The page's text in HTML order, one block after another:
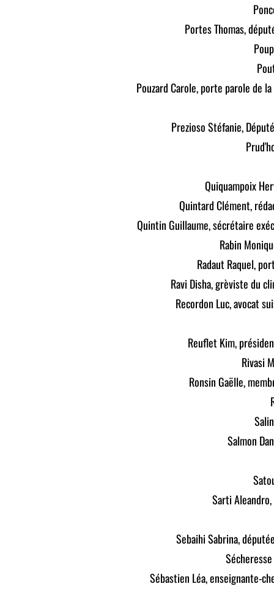
Portes Thomas,
Pouzard Carole, porte parole de
Prezioso Stéfanie,
Quiquampoix
Quintard Clément,
Quintin Guillaume, sécrétaire
Rabin
Radaut Raquel,
Ravi Disha, grèviste du
Recordon Luc, avocat
Reuflet Kim,
Rivasi
Ronsin Gaëlle,
Salmon
Sarti
Sebaihi Sabrina,
Sébastien Léa, enseignante-